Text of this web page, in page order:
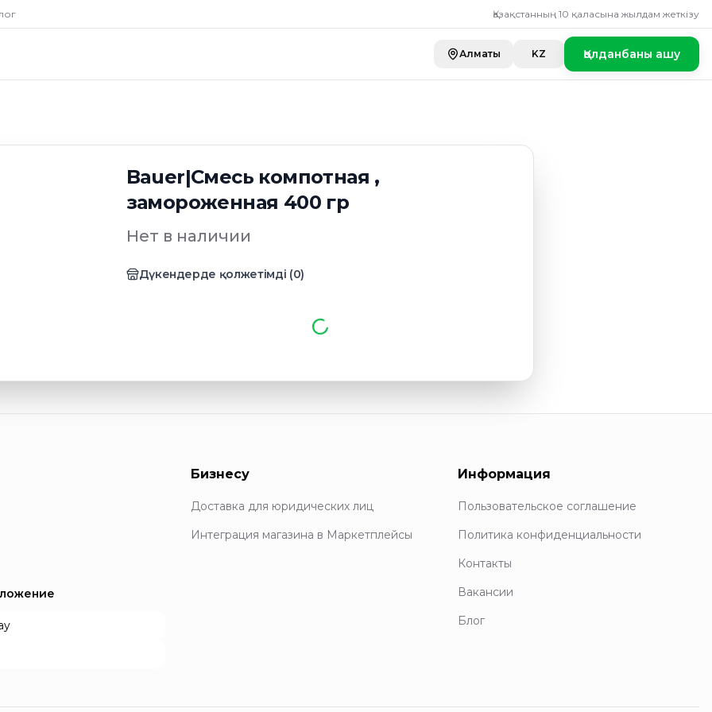
Қазақстанның 10 қаласына жылдам жеткізу
Алматы KZ Қолданбаны ашу
Bauer|Смесь компотная ,
замороженная 400 гр
Нет в наличии
Дүкендерде қолжетімді (0)
Бизнесу
Доставка для юридических лиц
Интеграция магазина в Маркетплейсы
Информация
Пользовательское соглашение
Политика конфиденциальности
Контакты
Вакансии
Блог